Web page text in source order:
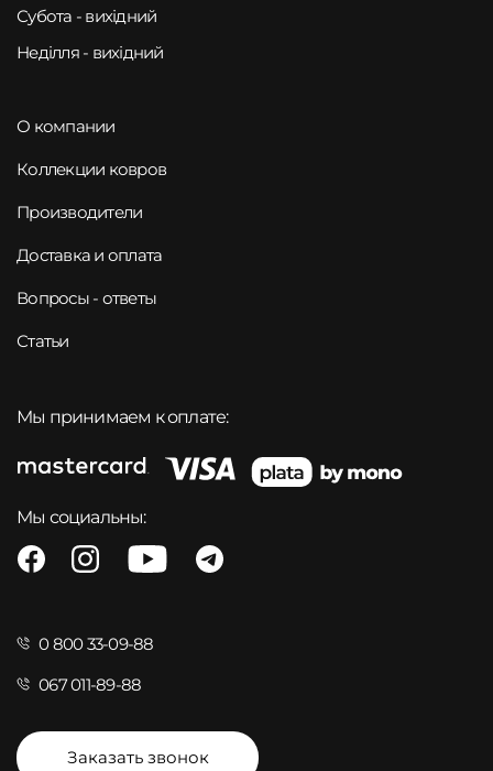
Субота - вихідний
Неділля - вихідний
О компании
Коллекции ковров
Производители
Доставка и оплата
Вопросы - ответы
Статьи
Мы принимаем к оплате:
Мы социальны:
0 800 33-09-88
067 011-89-88
Заказать звонок